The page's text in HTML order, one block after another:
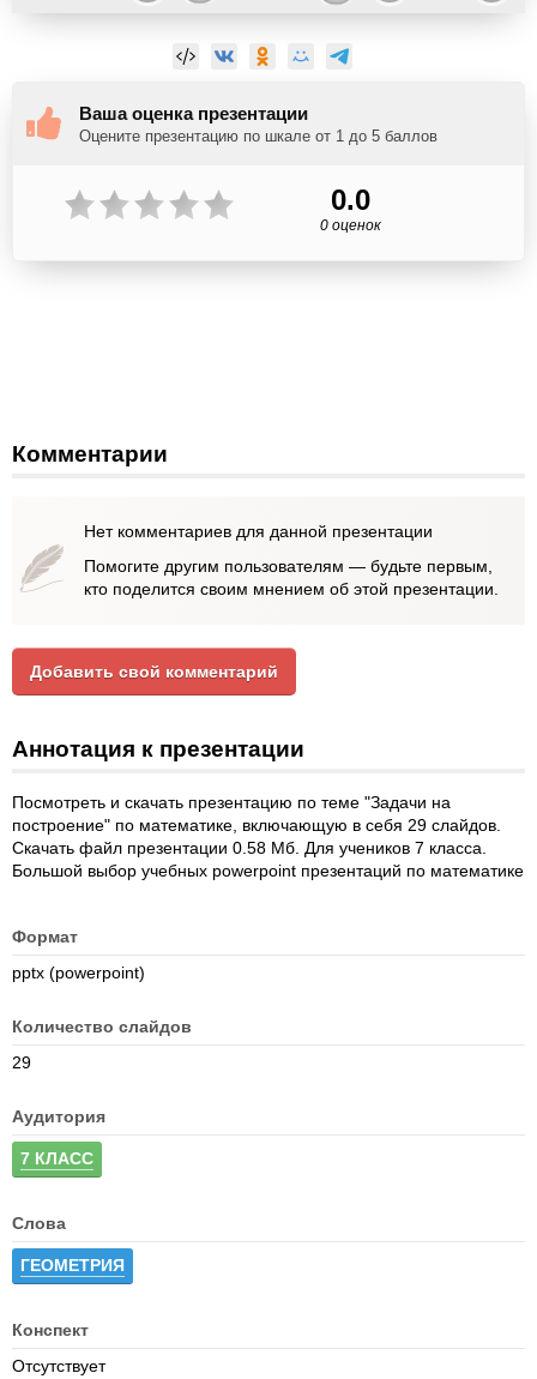
Ваша оценка презентации
Оцените презентацию по шкале от 1 до 5 баллов
0.0
0 оценок
Комментарии
Нет комментариев для данной презентации
Помогите другим пользователям — будьте первым,
кто поделится своим мнением об этой презентации.
Добавить свой комментарий
Аннотация к презентации
Посмотреть и скачать презентацию по теме "Задачи на
построение" по математике, включающую в себя 29 слайдов.
Скачать файл презентации 0.58 Мб. Для учеников 7 класса.
Большой выбор учебных powerpoint презентаций по математике
Формат
pptx (powerpoint)
Количество слайдов
29
Аудитория
7 КЛАСС
Слова
ГЕОМЕТРИЯ
Конспект
Отсутствует